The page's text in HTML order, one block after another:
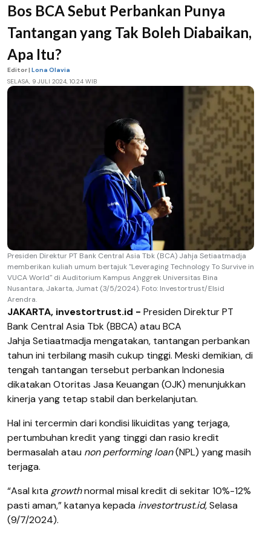
Bos BCA Sebut Perbankan Punya
Tantangan yang Tak Boleh Diabaikan,
Apa Itu?
Editor | Lona Olavia
SELASA, 9 JULI 2024, 10.24 WIB
Presiden Direktur PT Bank Central Asia Tbk (BCA) Jahja Setiaatmadja
memberikan kuliah umum bertajuk "Leveraging Technology To Survive in
VUCA World" di Auditorium Kampus Anggrek Universitas Bina
Nusantara, Jakarta, Jumat (3/5/2024). Foto: Investortrust/Elsid
Arendra.
JAKARTA, investortrust.id - Presiden Direktur PT
Bank Central Asia Tbk (BBCA) atau BCA
Jahja Setiaatmadja mengatakan, tantangan perbankan
tahun ini terbilang masih cukup tinggi. Meski demikian, di
tengah tantangan tersebut perbankan Indonesia
dikatakan Otoritas Jasa Keuangan (OJK) menunjukkan
kinerja yang tetap stabil dan berkelanjutan.
Hal ini tercermin dari kondisi likuiditas yang terjaga,
pertumbuhan kredit yang tinggi dan rasio kredit
bermasalah atau non performing loan(NPL) yang masih
terjaga.
“Asal kıta growthnormal misal kredit di sekitar 10%-12%
pasti aman,” katanya kepada investortrust.id,Selasa
(9/7/2024).